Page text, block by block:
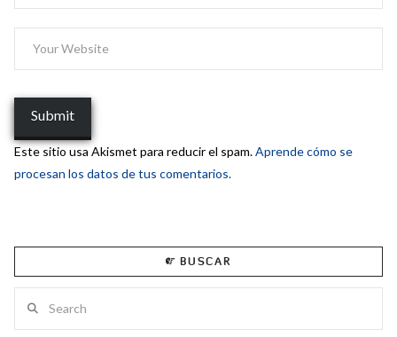
Este sitio usa Akismet para reducir el spam.Aprende cómo se
procesan los datos de tus comentarios.
BUSCAR